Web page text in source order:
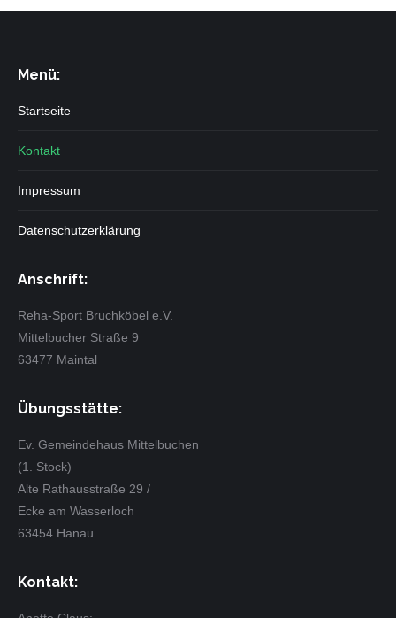
Menü:
Startseite
Kontakt
Impressum
Datenschutzerklärung
Anschrift:
Reha-Sport Bruchköbel e.V.
Mittelbucher Straße 9
63477 Maintal
Übungsstätte:
Ev. Gemeindehaus Mittelbuchen
(1. Stock)
Alte Rathausstraße 29 /
Ecke am Wasserloch
63454 Hanau
Kontakt: